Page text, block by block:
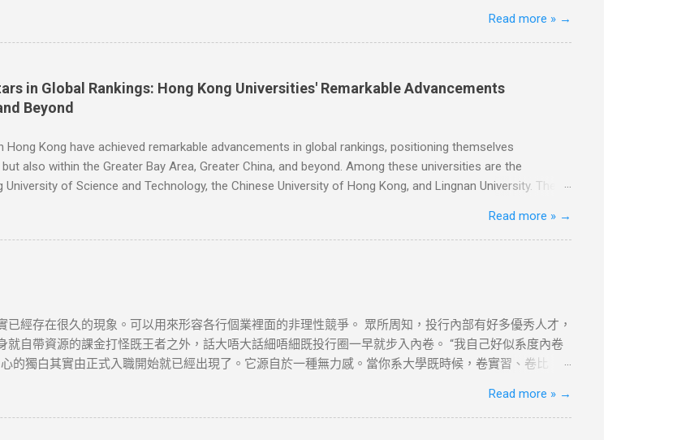
鄰居的門鈴，對他們說，每個月只需付給他一美元，他就每天早上把報紙塞到他們的房門底下。大多數
何問題，筆者及網站概不負責，並保留對文章更新和刪除的權力。本文純粹分享學習内容。如涉及版權
，不便之處，敬請原諒。
Read more » →
in Global Rankings: Hong Kong Universities' Remarkable Advancements
Beyond
Hong Kong have achieved remarkable advancements in global rankings, positioning themselves
also within the Greater Bay Area, Greater China, and beyond. Among these universities are the
of Science and Technology, the Chinese University of Hong Kong, and Lingnan University. The
has experienced significant strides in rankings, focusing on nurturing innovative talents and achieving
Read more » →
經存在很久的現象。可以用來形容各行個業裡面的非理性競爭。 眾所周知，投行內部有好多優秀人才，
自帶資源的課金打怪既王者之外，話大唔大話細唔細既投行圈一早就步入內卷。 “我自己好似系度內卷
的獨白其實由正式入職開始就已經出現了。它源自於一種無力感。當你系大學既時候，卷實習、卷比
創造緊價值？我唔知咁樣既工作係咪真系我想要既。 尼個或許就是人類的迷茫與矛盾吧。唔諗啦，返去
Read more » →